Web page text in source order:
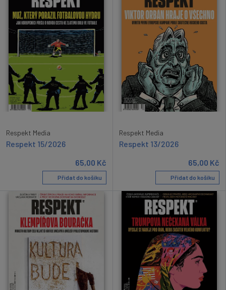
Respekt Media
Respekt 15/2026
65,00 Kč
Přidat do košíku
Respekt Media
Respekt 13/2026
65,00 Kč
Přidat do košíku